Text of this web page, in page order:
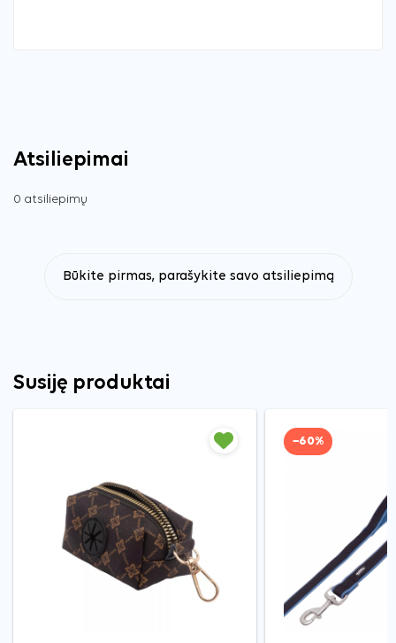
Atsiliepimai
0 atsiliepimų
Būkite pirmas, parašykite savo atsiliepimą
Susiję produktai
−60%